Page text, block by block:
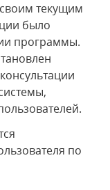
текущим
было
программы.
по